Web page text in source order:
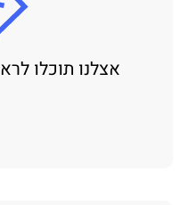
אצלנו תוכלו